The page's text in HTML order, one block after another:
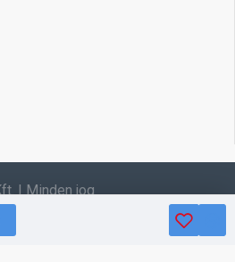
| Minden jog